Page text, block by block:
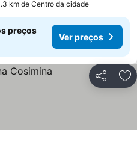
km de Centro da cidade
preços
Ver preços
Partilhar